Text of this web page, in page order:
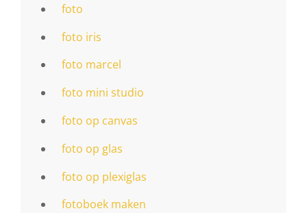
foto
foto iris
foto marcel
foto mini studio
foto op canvas
foto op glas
foto op plexiglas
fotoboek maken